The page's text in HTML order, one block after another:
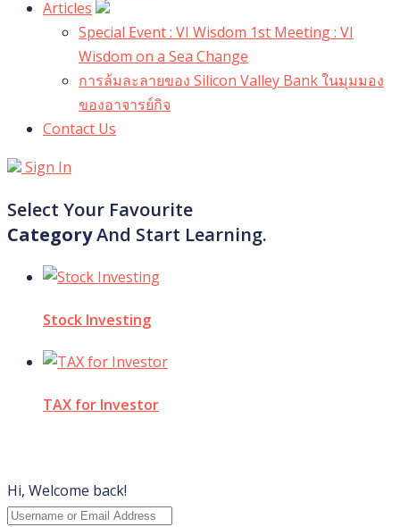
Articles
Special Event : VI Wisdom 1st Meeting : VI
Wisdom on a Sea Change
การล้มละลายของ Silicon Valley Bank ในมุมมอง
ของอาจารย์กิจ
Contact Us
Sign In
Select Your Favourite
CategoryAnd Start Learning.
Stock Investing
TAX for Investor
Hi, Welcome back!